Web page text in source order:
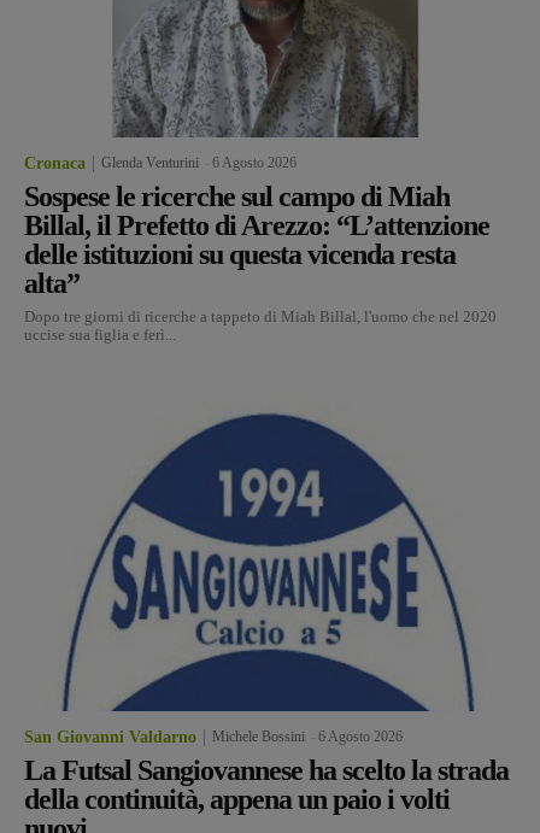
Cronaca Glenda Venturini 6 Agosto 2026
Sospese le ricerche sul campo di Miah
Billal, il Prefetto di Arezzo: “L’attenzione
delle istituzioni su questa vicenda resta
alta”
Dopo tre giorni di ricerche a tappeto di Miah Billal, l'uomo che nel 2020
uccise sua figlia e ferì...
San Giovanni Valdarno Michele Bossini 6 Agosto 2026
La Futsal Sangiovannese ha scelto la strada
della continuità, appena un paio i volti